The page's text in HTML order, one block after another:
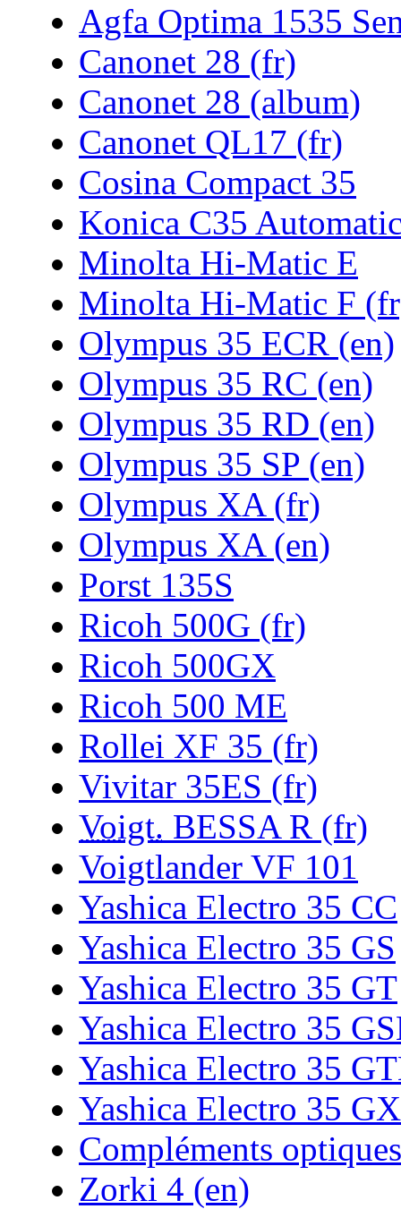
Agfa Optima 1535
Canonet 28 (fr)
Canonet 28 (album)
Canonet QL17 (fr)
Cosina Compact 35
Konica C35
Minolta Hi-Matic E
Minolta Hi-Matic F
Olympus 35 ECR (en)
Olympus 35 RC (en)
Olympus 35 RD (en)
Olympus 35 SP (en)
Olympus XA (fr)
Olympus XA (en)
Porst 135S
Ricoh 500G (fr)
Ricoh 500GX
Ricoh 500 ME
Rollei XF 35 (fr)
Vivitar 35ES (fr)
Voigt. BESSA R (fr)
Voigtlander VF 101
Yashica Electro 35 CC
Yashica Electro 35 GS
Yashica Electro 35 GT
Yashica Electro 35
Yashica Electro 35
Yashica Electro 35 GX
Compléments optiques
Zorki 4 (en)